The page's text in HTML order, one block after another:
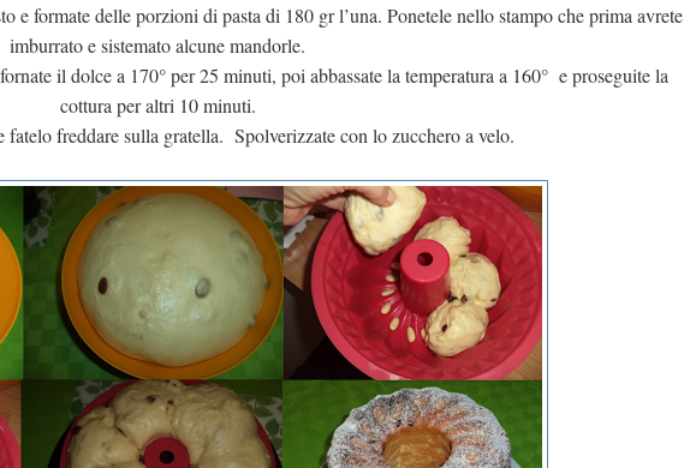
e formate delle porzioni di pasta di 180 gr l’una. Ponetele nello stampo che prima avrete
imburrato e sistemato alcune mandorle.
il dolce a 170° per 25 minuti, poi abbassate la temperatura a 160° e proseguite la
cottura per altri 10 minuti.
fatelo freddare sulla gratella. Spolverizzate con lo zucchero a velo.